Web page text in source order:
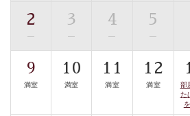
眺望はございませんが、源泉掛け
む貸切温泉風呂です。ゆったりと
トな空間をお愉しみください。
【旅】
■諏訪大社4社を巡る無料参拝バス
2
—
3
—
4
—
5
—
9
満室
10
満室
11
満室
12
満室
部
た